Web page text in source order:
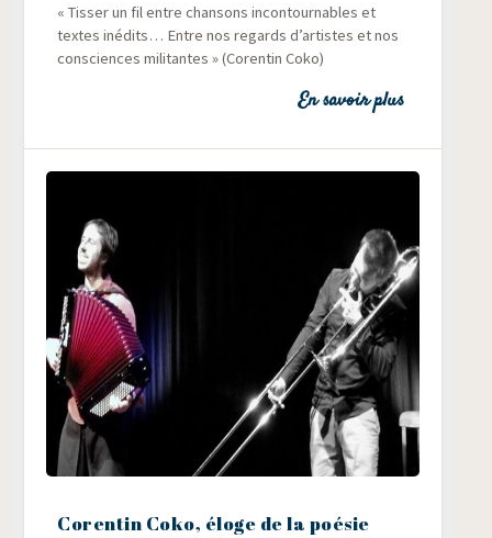
« Tis­ser un fil entre chan­sons incon­tour­nables et
textes inédits… Entre nos regards d’artistes et nos
consciences mili­tantes » (Coren­tin Coko)
En savoir plus
Corentin Coko, éloge de la poésie